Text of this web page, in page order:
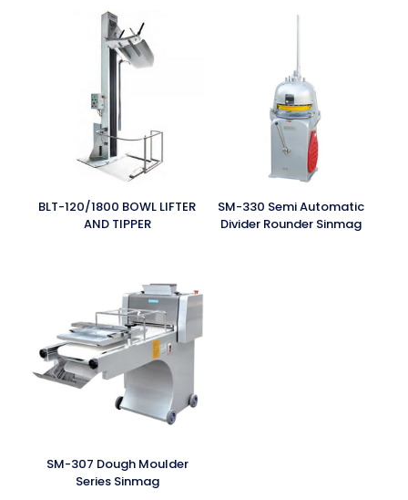
BLT-120/1800 BOWL LIFTER
AND TIPPER
SM-330 Semi Automatic
Divider Rounder Sinmag
SM-307 Dough Moulder
Series Sinmag